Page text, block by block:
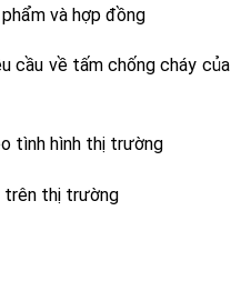
và hợp đồng
cầu về tấm chống cháy của
tình hình thị trường
trên thị trường